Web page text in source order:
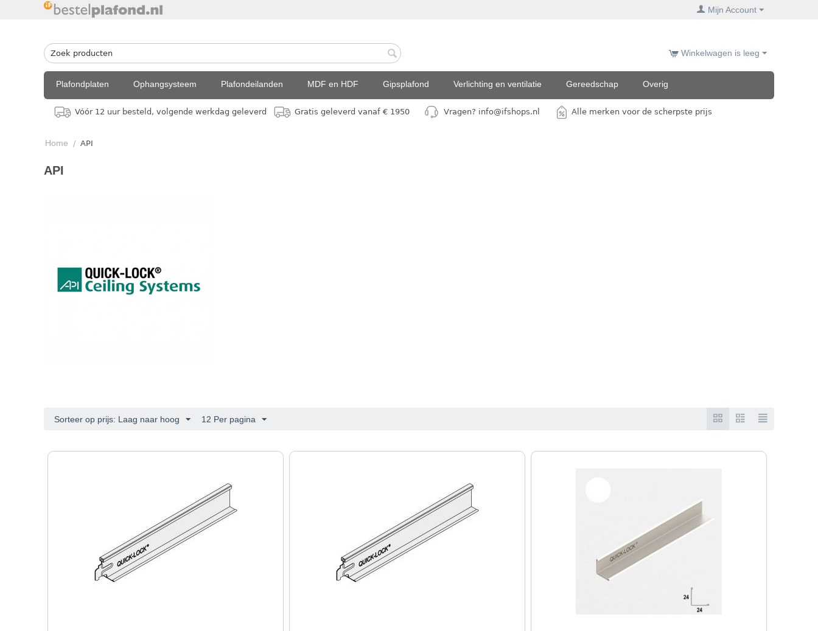
Mijn Account
Winkelwagen is leeg
Plafondplaten Ophangsysteem Plafondeilanden MDF en HDF Gipsplafond Verlichting en ventilatie Gereedschap Overig
Vóór 12 uur besteld, volgende werkdag geleverd Gratis geleverd vanaf € 1950 Vragen? info@ifshops.nl Alle merken voor de scherpste prijs
Home / API
API
Sorteer op prijs: Laag naar hoog 12 Per pagina